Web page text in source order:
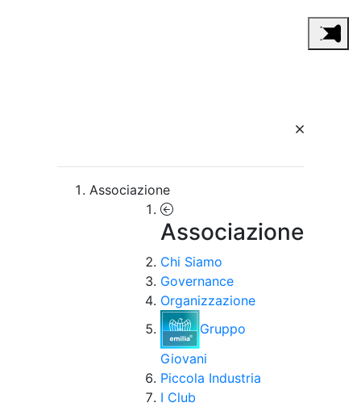
Associazione
Associazione
Chi Siamo
Governance
Organizzazione
Gruppo
Giovani
Piccola Industria
I Club